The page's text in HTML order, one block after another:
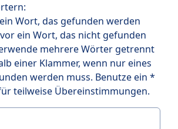
Wort, das gefunden werden
vor ein Wort, das nicht gefunden
mehrere Wörter getrennt
einer Klammer, wenn nur eines
werden muss. Benutze ein *
teilweise Übereinstimmungen.